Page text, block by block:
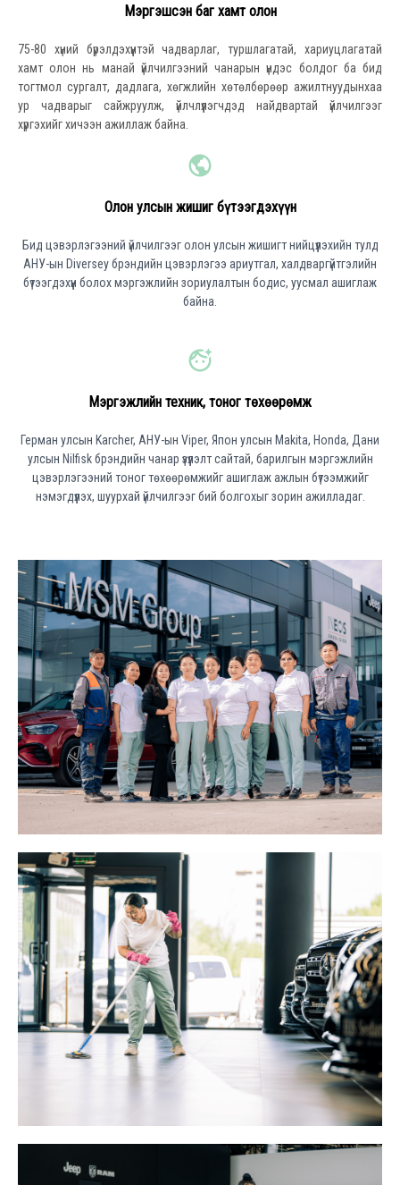
Мэргэшсэн баг хамт олон
75-80 хүний бүрэлдэхүүнтэй чадварлаг, туршлагатай, хариуцлагатай
хамт олон нь манай үйлчилгээний чанарын үндэс болдог ба бид
тогтмол сургалт, дадлага, хөгжлийн хөтөлбөрөөр ажилтнуудынхаа
ур чадварыг сайжруулж, үйлчлүүлэгчдэд найдвартай үйлчилгээг
хүргэхийг хичээн ажиллаж байна.
Олон улсын жишиг бүтээгдэхүүн
Бид цэвэрлэгээний үйлчилгээг олон улсын жишигт нийцүүлэхийн тулд
АНУ-ын Diversey брэндийн цэвэрлэгээ ариутгал, халдваргүйтгэлийн
бүтээгдэхүүн болох мэргэжлийн зориулалтын бодис, уусмал ашиглаж
байна.
Мэргэжлийн техник, тоног төхөөрөмж
Герман улсын Karcher, АНУ-ын Viper, Япон улсын Makita, Honda, Дани
улсын Nilfisk брэндийн чанар үзүүлэлт сайтай, барилгын мэргэжлийн
цэвэрлэгээний тоног төхөөрөмжийг ашиглаж ажлын бүтээмжийг
нэмэгдүүлэх, шуурхай үйлчилгээг бий болгохыг зорин ажилладаг.